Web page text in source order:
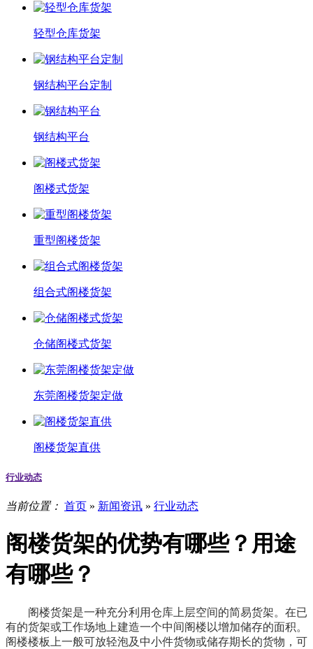
轻型仓库货架
钢结构平台定制
钢结构平台
阁楼式货架
重型阁楼货架
组合式阁楼货架
仓储阁楼式货架
东莞阁楼货架定做
阁楼货架直供
行业动态
当前位置： 首页 » 新闻资讯 » 行业动态
阁楼货架的优势有哪些？用途
有哪些？
阁楼货架是一种充分利用仓库上层空间的简易货架。在已
有的货架或工作场地上建造一个中间阁楼以增加储存的面积。
阁楼楼板上一般可放轻泡及中小件货物或储存期长的货物，可